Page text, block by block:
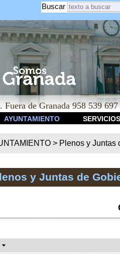
Buscar
de Granada 958 539 697
AYUNTAMIENTO SERVICIOS
> Plenos y Juntas
y Juntas de